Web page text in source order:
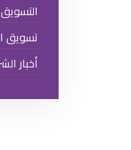
تسويق
أخبار